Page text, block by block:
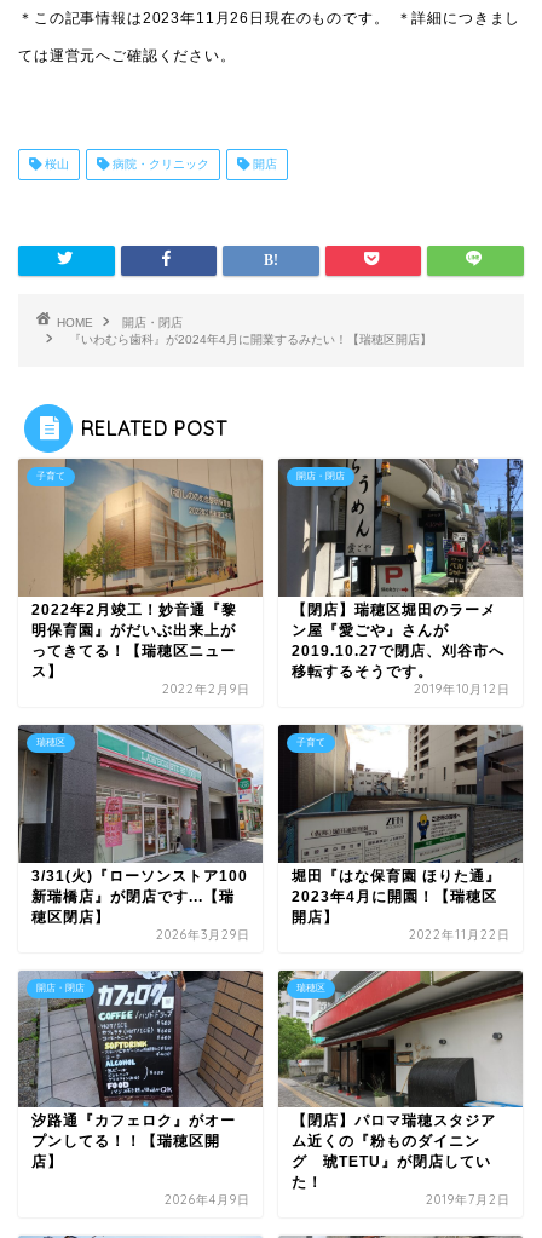
＊この記事情報は2023年11月26日現在のものです。 ＊詳細につきまし
ては運営元へご確認ください。
桜山 病院・クリニック 開店
HOME
開店・閉店
『いわむら歯科』が2024年4月に開業するみたい！【瑞穂区開店】
RELATED POST
子育て
2022年2月竣工！妙音通『黎
明保育園』がだいぶ出来上が
ってきてる！【瑞穂区ニュー
ス】
2022年2月9日
開店・閉店
【閉店】瑞穂区堀田のラーメ
ン屋『愛ごや』さんが
2019.10.27で閉店、刈谷市へ
移転するそうです。
2019年10月12日
瑞穂区
3/31(火)『ローソンストア100
新瑞橋店』が閉店です...【瑞
穂区閉店】
2026年3月29日
子育て
堀田『はな保育園 ほりた通』
2023年4月に開園！【瑞穂区
開店】
2022年11月22日
開店・閉店
汐路通『カフェロク』がオー
プンしてる！！【瑞穂区開
店】
2026年4月9日
瑞穂区
【閉店】パロマ瑞穂スタジア
ム近くの『粉ものダイニン
グ 琥TETU』が閉店してい
た！
2019年7月2日